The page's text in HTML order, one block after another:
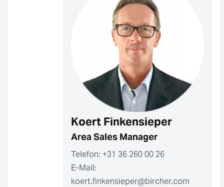
Koert Finkensieper
Area Sales Manager
Telefon: +31 36 260 00 26
E-Mail:
koert.finkensieper@bircher.com